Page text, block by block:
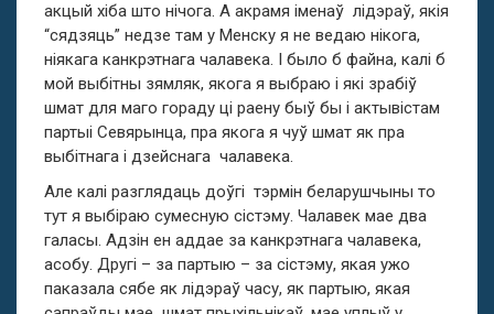
акцый хіба што нічога. А акрамя іменаў лідэраў, якія
“сядзяць” недзе там у Менску я не ведаю нікога,
ніякага канкрэтнага чалавека. І было б файна, калі б
мой выбітны зямляк, якога я выбраю і які зрабіў
шмат для маго гораду ці раену быў бы і актывістам
партыі Севярынца, пра якога я чуў шмат як пра
выбітнага і дзейснага чалавека.
Але калі разглядаць доўгі тэрмін беларушчыны то
тут я выбіраю сумесную сістэму. Чалавек мае два
галасы. Адзін ен аддае за канкрэтнага чалавека,
асобу. Другі – за партыю – за сістэму, якая ужо
паказала сябе як лідэраў часу, як партыю, якая